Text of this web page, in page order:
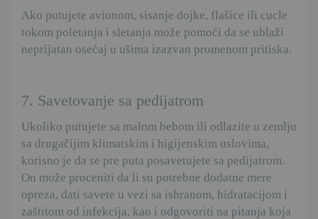
Ako putujete avionom, sisanje dojke, flašice ili cucle
tokom poletanja i sletanja može pomoći da se ublaži
neprijatan osećaj u ušima izazvan promenom pritiska.
7. Savetovanje sa pedijatrom
Ukoliko putujete sa malom bebom ili odlazite u zemlju
sa drugačijim klimatskim i higijenskim uslovima,
korisno je da se pre puta posavetujete sa pedijatrom.
On može proceniti da li su potrebne dodatne mere
opreza, dati savete u vezi sa ishranom, hidratacijom i
zaštitom od infekcija, kao i odgovoriti na pitanja koja